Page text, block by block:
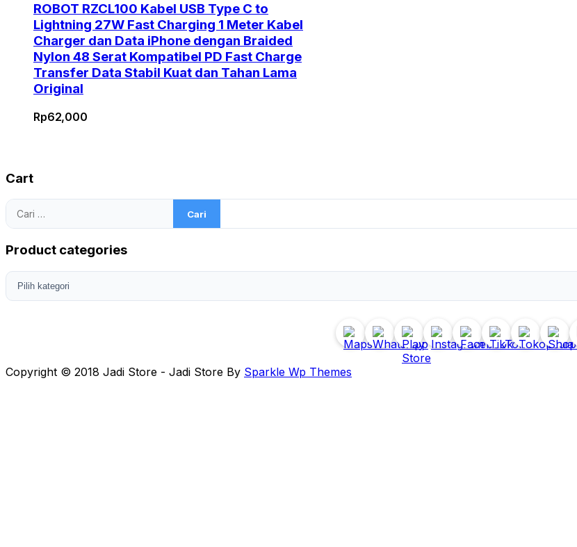
ROBOT RZCL100 Kabel USB Type C to
Lightning 27W Fast Charging 1 Meter Kabel
Charger dan Data iPhone dengan Braided
Nylon 48 Serat Kompatibel PD Fast Charge
Transfer Data Stabil Kuat dan Tahan Lama
Original
Rp62,000
Cart
Cari
untuk:
Product categories
Copyright © 2018 Jadi Store - Jadi Store By Sparkle Wp Themes